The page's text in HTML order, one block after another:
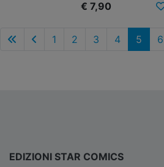
€ 7,90
1 2 3 4 5 6
EDIZIONI STAR COMICS